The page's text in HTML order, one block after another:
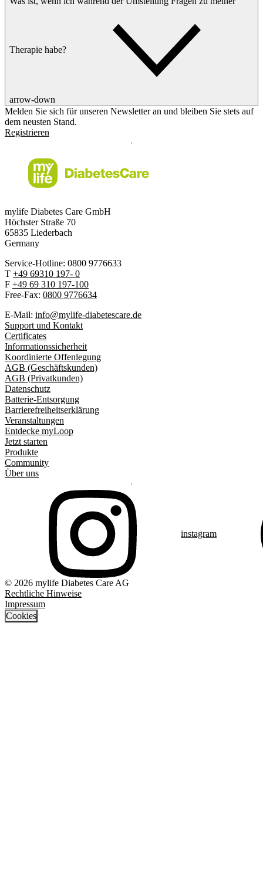
Therapie habe?
arrow-down
Melden Sie sich für unseren Newsletter an und bleiben Sie stets auf
dem neusten Stand.
Registrieren
mylife Diabetes Care GmbH
Höchster Straße 70
65835 Liederbach
Germany
Service-Hotline: 0800 9776633
T +49 69310 197- 0
F +49 69 310 197-100
Free-Fax: 0800 9776634
E-Mail: info@mylife-diabetescare.de
Support und Kontakt
Certificates
Informationssicherheit
Koordinierte Offenlegung
AGB (Geschäftskunden)
AGB (Privatkunden)
Datenschutz
Batterie-Entsorgung
Barrierefreiheitserklärung
Veranstaltungen
Entdecke myLoop
Jetzt starten
Produkte
Community
Über uns
instagram
© 2026 mylife Diabetes Care AG
Rechtliche Hinweise
Impressum
Cookies